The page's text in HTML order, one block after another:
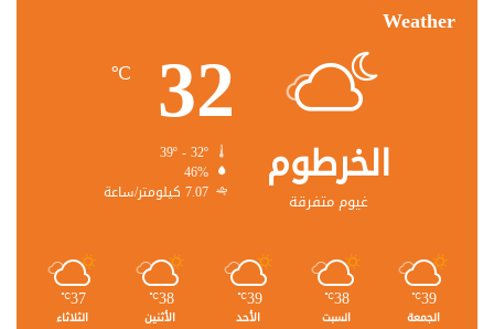
Weather
الخرطوم
غيوم متفرقة
32
℃
46%
7.07 كيلومتر/ساعة
39
℃
الجمعة
38
℃
السبت
39
℃
الأحد
38
℃
الأثنين
37
℃
الثلاثاء